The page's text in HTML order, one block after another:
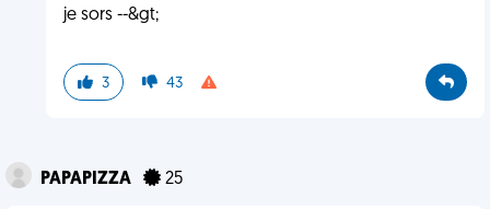
je sors --&gt;
3 43
PAPAPIZZA 25